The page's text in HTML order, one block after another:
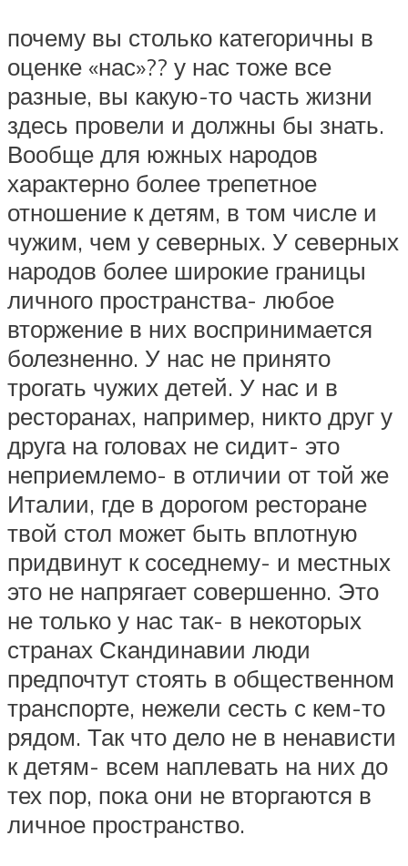
почему вы столько категоричны в
оценке «нас»?? у нас тоже все
разные, вы какую-то часть жизни
здесь провели и должны бы знать.
Вообще для южных народов
характерно более трепетное
отношение к детям, в том числе и
чужим, чем у северных. У северных
народов более широкие границы
личного пространства- любое
вторжение в них воспринимается
болезненно. У нас не принято
трогать чужих детей. У нас и в
ресторанах, например, никто друг у
друга на головах не сидит- это
неприемлемо- в отличии от той же
Италии, где в дорогом ресторане
твой стол может быть вплотную
придвинут к соседнему- и местных
это не напрягает совершенно. Это
не только у нас так- в некоторых
странах Скандинавии люди
предпочтут стоять в общественном
транспорте, нежели сесть с кем-то
рядом. Так что дело не в ненависти
к детям- всем наплевать на них до
тех пор, пока они не вторгаются в
личное пространство.